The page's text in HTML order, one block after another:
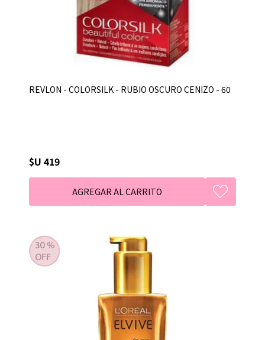
REVLON - COLORSILK - RUBIO OSCURO CENIZO - 60
$U 419